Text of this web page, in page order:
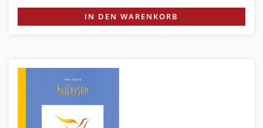
IN DEN WARENKORB